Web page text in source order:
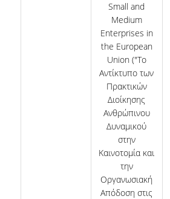
Small and
Medium
Enterprises in
the European
Union ("Το
Αντίκτυπο των
Πρακτικών
Διοίκησης
Ανθρώπινου
Δυναμικού
στην
Καινοτομία και
την
Οργανωσιακή
Απόδοση στις